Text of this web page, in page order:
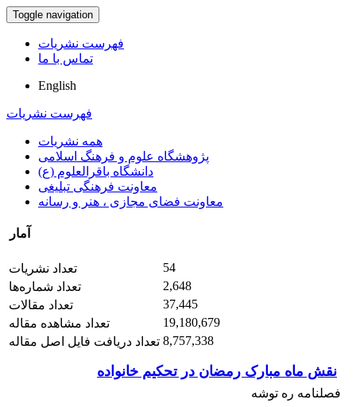
Toggle navigation
فهرست نشریات
تماس با ما
English
فهرست نشریات
همه نشریات
پژوهشگاه علوم و فرهنگ اسلامی
دانشگاه باقرالعلوم (ع)
معاونت فرهنگی تبلیغی
معاونت فضای مجازی ، هنر و رسانه
آمار
تعداد نشریات
54
تعداد شماره‌ها
2,648
تعداد مقالات
37,445
تعداد مشاهده مقاله
19,180,679
تعداد دریافت فایل اصل مقاله 8,757,338
نقش ماه مبارک رمضان در تحکیم خانواده
فصلنامه ره توشه